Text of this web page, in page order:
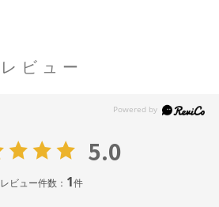
レビュー
5.0
レビュー件数： 1件